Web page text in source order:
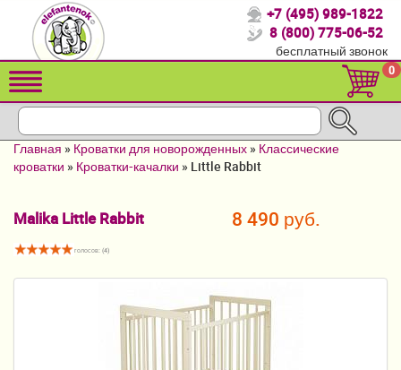
Спасибо, что выбрали нас!
Распродажа!
Детские коляски
Кроватки для новорожденных
Детский транспорт
Мебель и аксессуары
+7 (495) 989-1822
8 (800) 775-06-52
бесплатный звонок
0
Главная » Кроватки для новорожденных » Классические
кроватки » Кроватки-качалки » Little Rabbit
Malika Little Rabbit
голосов: (4)
8 490 руб.